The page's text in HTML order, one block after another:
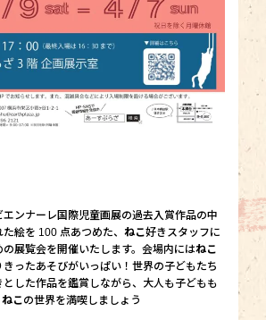
ンナーレ国際児童画展の過去入賞作品の中
た絵を 100 点あつめた、ねこ好きスタッフに
の展覧会を開催いたします。会場内にはねこ
きったあそびがいっぱい！世界の子どもたち
した作品を鑑賞しながら、大人も子どもも
ねこの世界を満喫しましょう